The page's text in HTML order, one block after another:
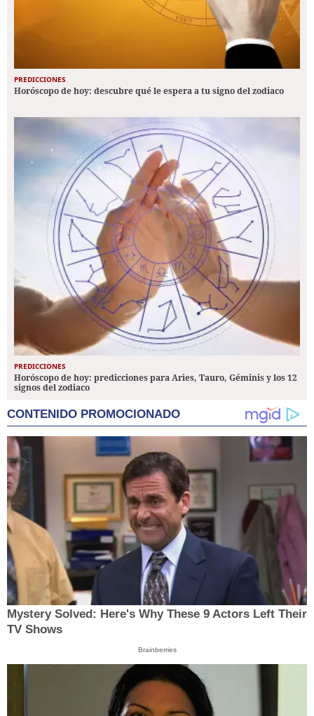
PREDICCIONES
Horóscopo de hoy: descubre qué le espera a tu signo del zodiaco
PREDICCIONES
Horóscopo de hoy: predicciones para Aries, Tauro, Géminis y los 12
signos del zodiaco
CONTENIDO PROMOCIONADO
Mystery Solved: Here's Why These 9 Actors Left Their
TV Shows
Brainberries